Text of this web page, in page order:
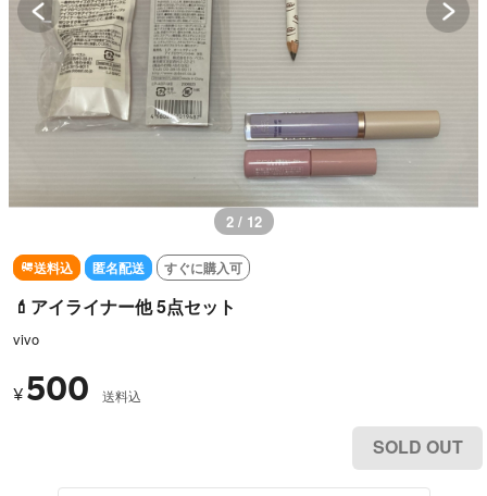
3 / 12
送料込 匿名配送 すぐに購入可
💄アイライナー他 5点セット
vivo
¥ 500 送料込
SOLD OUT